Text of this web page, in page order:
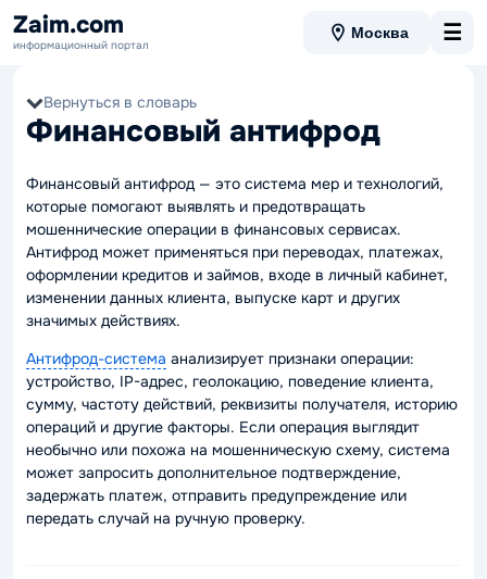
Zaim.com
информационный портал
Москва ☰
Вернуться в словарь
Финансовый антифрод
Финансовый антифрод — это система мер и технологий,
которые помогают выявлять и предотвращать
мошеннические операции в финансовых сервисах.
Антифрод может применяться при переводах, платежах,
оформлении кредитов и займов, входе в личный кабинет,
изменении данных клиента, выпуске карт и других
значимых действиях.
Антифрод-система анализирует признаки операции:
устройство, IP-адрес, геолокацию, поведение клиента,
сумму, частоту действий, реквизиты получателя, историю
операций и другие факторы. Если операция выглядит
необычно или похожа на мошенническую схему, система
может запросить дополнительное подтверждение,
задержать платеж, отправить предупреждение или
передать случай на ручную проверку.